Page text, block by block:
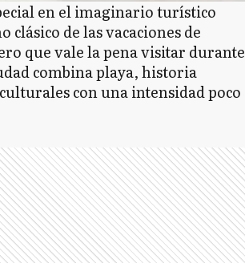
en el imaginario turístico
clásico de las vacaciones de
que vale la pena visitar durante
combina playa, historia
con una intensidad poco